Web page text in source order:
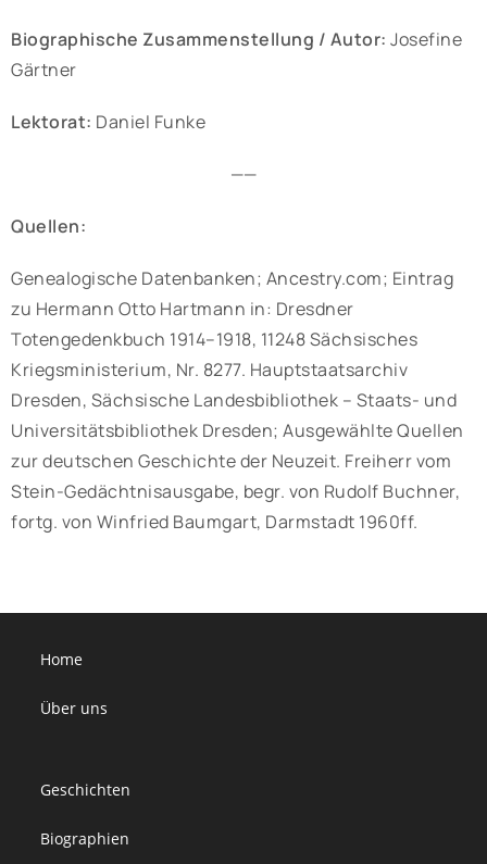
Biographische Zusammenstellung / Autor: Josefine
Gärtner
Lektorat: Daniel Funke
——
Quellen:
Genealogische Datenbanken; Ancestry.com; Eintrag
zu Hermann Otto Hartmann in: Dresdner
Totengedenkbuch 1914–1918, 11248 Sächsisches
Kriegsministerium, Nr. 8277. Hauptstaatsarchiv
Dresden, Sächsische Landesbibliothek – Staats- und
Universitätsbibliothek Dresden; Ausgewählte Quellen
zur deutschen Geschichte der Neuzeit. Freiherr vom
Stein-Gedächtnisausgabe, begr. von Rudolf Buchner,
fortg. von Winfried Baumgart, Darmstadt 1960ff.
Home
Über uns
Geschichten
Biographien